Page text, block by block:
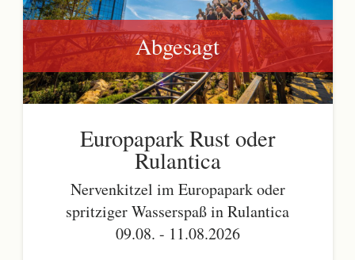
Abgesagt
Europapark Rust oder
Rulantica
Nervenkitzel im Europapark oder
spritziger Wasserspaß in Rulantica
09.08. - 11.08.2026